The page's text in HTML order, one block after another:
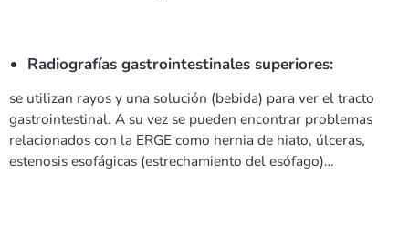
Radiografías gastrointestinales superiores:
se utilizan rayos y una solución (bebida) para ver el tracto
gastrointestinal. A su vez se pueden encontrar problemas
relacionados con la ERGE como hernia de hiato, úlceras,
estenosis esofágicas (estrechamiento del esófago)…